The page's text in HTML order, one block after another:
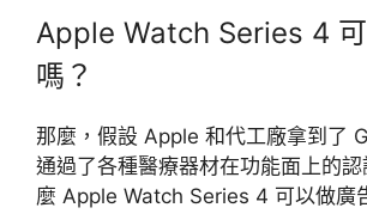
Apple Watch Series 4
嗎？
那麼，假設 Apple 和代工廠拿到了
通過了各種醫療器材在功能面上的
麼 Apple Watch Series 4 可以做廣